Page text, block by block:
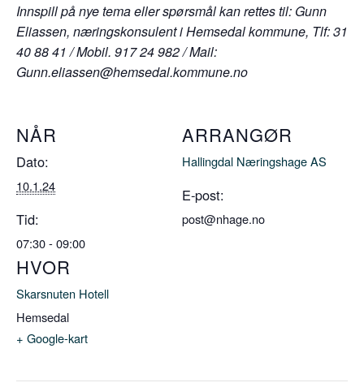
Innspill på nye tema eller spørsmål kan rettes til: Gunn
Eliassen, næringskonsulent i Hemsedal kommune, Tlf: 31
40 88 41 / Mobil. 917 24 982 / Mail:
Gunn.eliassen@hemsedal.kommune.no
NÅR
Dato:
10.1.24
Tid:
07:30 - 09:00
HVOR
Skarsnuten Hotell
Hemsedal
+ Google-kart
ARRANGØR
Hallingdal Næringshage AS
E-post:
post@nhage.no